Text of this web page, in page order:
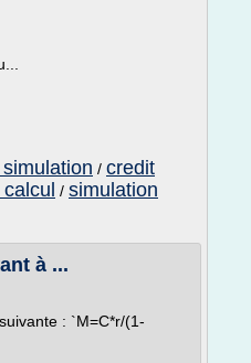
/ credit
/ simulation
à ...
: `M=C*r/(1-